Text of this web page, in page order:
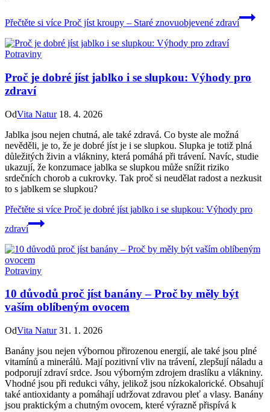
Přečtěte si více Proč jíst kroupy – Staré znovuobjevené zdraví
Potraviny
Proč je dobré jíst jablko i se slupkou: Výhody pro
zdraví
OdVita Natur 18. 4. 2026
Jablka jsou nejen chutná, ale také zdravá. Co byste ale možná
nevěděli, je to, že je dobré jíst je i se slupkou. Slupka je totiž plná
důležitých živin a vlákniny, která pomáhá při trávení. Navíc, studie
ukazují, že konzumace jablka se slupkou může snížit riziko
srdečních chorob a cukrovky. Tak proč si neudělat radost a nezkusit
to s jablkem se slupkou?
Přečtěte si více Proč je dobré jíst jablko i se slupkou: Výhody pro
zdraví
Potraviny
10 důvodů proč jíst banány – Proč by měly být
vaším oblíbeným ovocem
OdVita Natur 31. 1. 2026
Banány jsou nejen výbornou přirozenou energií, ale také jsou plné
vitamínů a minerálů. Mají pozitivní vliv na trávení, zlepšují náladu a
podporují zdraví srdce. Jsou výborným zdrojem draslíku a vlákniny.
Vhodné jsou při redukci váhy, jelikož jsou nízkokalorické. Obsahují
také antioxidanty a pomáhají udržovat zdravou pleť a vlasy. Banány
jsou praktickým a chutným ovocem, které výrazně přispívá k